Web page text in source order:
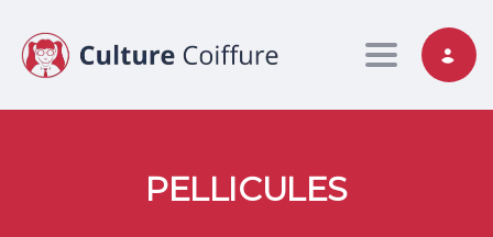
Toggle
PELLICULES